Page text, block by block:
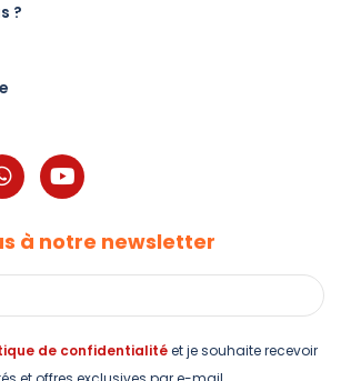
?
à notre newsletter
de confidentialitéet je souhaite recevoir